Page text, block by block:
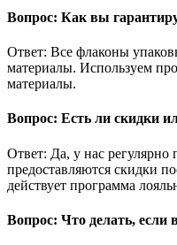
Вопрос: Как вы
Ответ: Все флаконы
материалы. Используем
материалы.
Вопрос: Есть ли скидки
Ответ: Да, у нас регулярно
предоставляются скидки
действует программа
Вопрос: Что делать, если